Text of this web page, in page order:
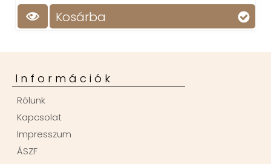
Kosárba
Információk
Rólunk
Kapcsolat
Impresszum
ÁSZF